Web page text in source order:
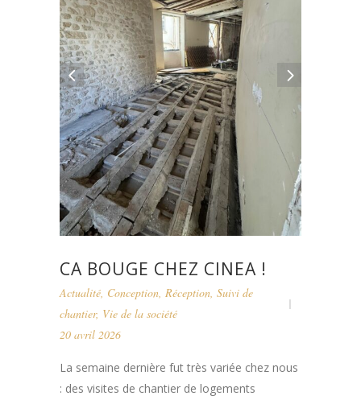
CA BOUGE CHEZ CINEA !
Actualité Conception Réception Suivi de
chantier, Vie de la société
20 avril 2026
La semaine dernière fut très variée chez nous
: des visites de chantier de logements